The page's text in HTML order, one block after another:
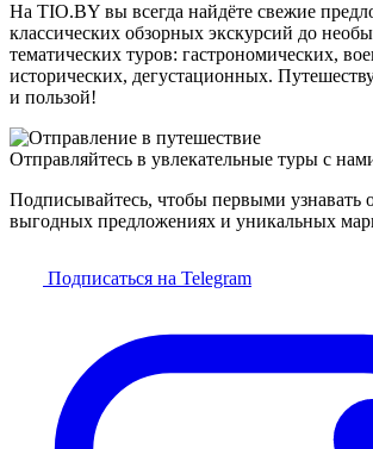
На TIO.BY вы всегда найдёте свежие
классических обзорных экскурсий до
тематических туров: гастрономических,
исторических, дегустационных.
и пользой!
Отправляйтесь в увлекательные туры с
Подписывайтесь, чтобы первыми узнавать
выгодных предложениях и уникальных
Подписаться на Telegram